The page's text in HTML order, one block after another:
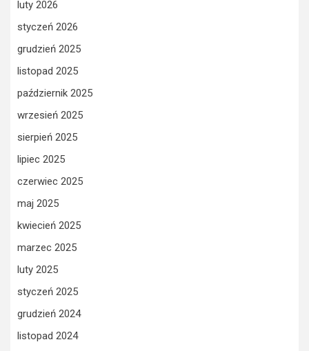
luty 2026
styczeń 2026
grudzień 2025
listopad 2025
październik 2025
wrzesień 2025
sierpień 2025
lipiec 2025
czerwiec 2025
maj 2025
kwiecień 2025
marzec 2025
luty 2025
styczeń 2025
grudzień 2024
listopad 2024